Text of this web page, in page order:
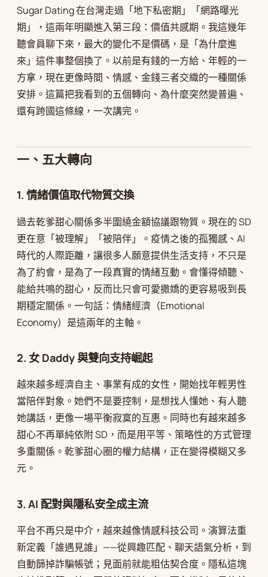
Sugar Dating 在台灣走過「地下私密期」「網路曝光
期」，這兩年明顯進入第三段：價值共感期。我這幾年
聽會員聊下來，最大的變化不是價碼，是「為什麼進
來」這件事整個換了。以前是有錢的一方給、年輕的一
方拿，現在更像時間、情感、金錢三者交織的一種關係
安排。這篇把我看到的五個轉向、為什麼突然變普遍、
還有跨國這條線，一次講完。
一、五大轉向
1. 情緒價值取代物質交換
過去乾爹甜心關係多半圍繞金額協議跟物質。現在的 SD
更在意「被理解」「被陪伴」。疫情之後的孤獨感、AI
時代的人際距離，讓很多人願意提供生活支持，不只是
為了約會，是為了一段真實的情緒互動。會懂得傾聽、
能給共鳴的甜心，反而比只會可愛撒嬌的更容易吸到長
期穩定關係。一句話：情緒經濟（Emotional
Economy）是這兩年的主軸。
2. 女 Daddy 與雙向支持崛起
越來越多經濟自主、事業有成的女性，開始找年輕男性
當陪伴對象。她們不是要控制，是想找人懂她、有人聽
她講話，更像一場平衡寂寞的互惠。同時也有越來越多
甜心不再單純依附 SD，而是用平等、策略性的方式管理
多重關係。乾爹甜心圈的權力結構，正在變得模糊又多
元。
3. AI 配對與隱私安全成主流
平台不再只是中介，越來越像情感科技公司。演算法重
新定義「誰遇見誰」——從興趣匹配、聊天語氣分析，到
自動篩掉詐騙帳號；見面前就能粗估契合度。隱私這塊